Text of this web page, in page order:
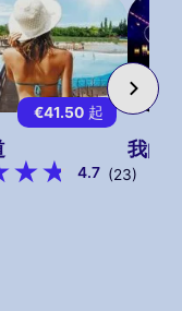
€41.50 起
4.7 (23)
我的